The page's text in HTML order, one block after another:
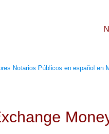
Notarios Públicos en español en